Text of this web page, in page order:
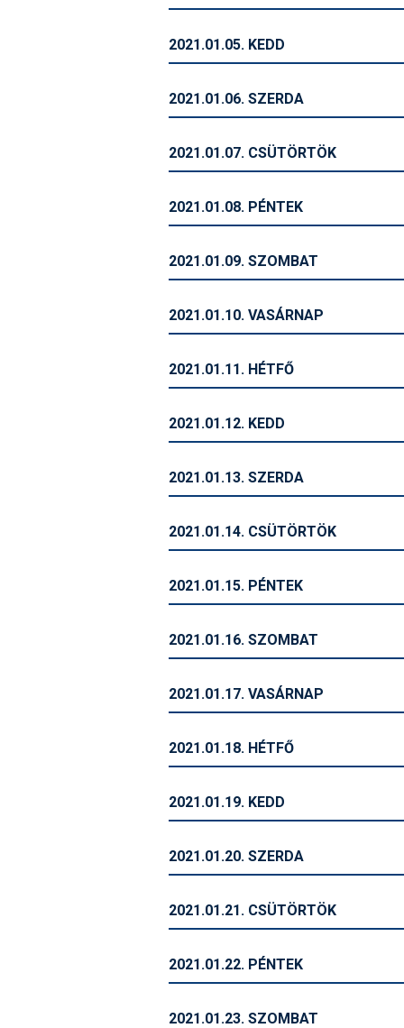
2021.01.05. KEDD
2021.01.06. SZERDA
2021.01.07. CSÜTÖRTÖK
2021.01.08. PÉNTEK
2021.01.09. SZOMBAT
2021.01.10. VASÁRNAP
2021.01.11. HÉTFŐ
2021.01.12. KEDD
2021.01.13. SZERDA
2021.01.14. CSÜTÖRTÖK
2021.01.15. PÉNTEK
2021.01.16. SZOMBAT
2021.01.17. VASÁRNAP
2021.01.18. HÉTFŐ
2021.01.19. KEDD
2021.01.20. SZERDA
2021.01.21. CSÜTÖRTÖK
2021.01.22. PÉNTEK
2021.01.23. SZOMBAT